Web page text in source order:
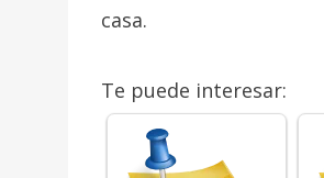
casa.
Te puede interesar: